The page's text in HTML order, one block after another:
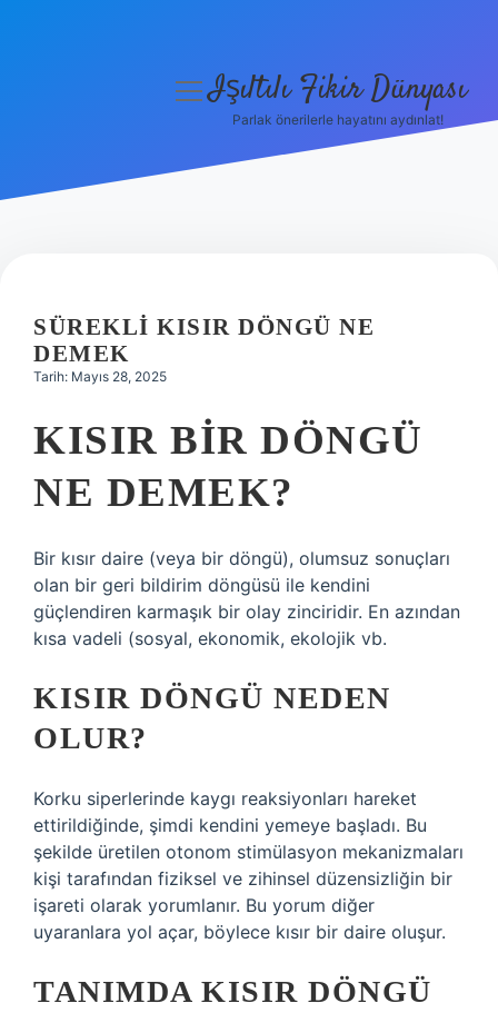
menüyüIşıltılı Fikir Dünyası
Parlak önerilerle hayatını aydınlat!
SÜREKLI KISIR DÖNGÜ NE
DEMEK
Tarih: Mayıs 28, 2025
KISIR BIR DÖNGÜ
NE DEMEK?
Bir kısır daire (veya bir döngü), olumsuz sonuçları
olan bir geri bildirim döngüsü ile kendini
güçlendiren karmaşık bir olay zinciridir. En azından
kısa vadeli (sosyal, ekonomik, ekolojik vb.
KISIR DÖNGÜ NEDEN
OLUR?
Korku siperlerinde kaygı reaksiyonları hareket
ettirildiğinde, şimdi kendini yemeye başladı. Bu
şekilde üretilen otonom stimülasyon mekanizmaları
kişi tarafından fiziksel ve zihinsel düzensizliğin bir
işareti olarak yorumlanır. Bu yorum diğer
uyaranlara yol açar, böylece kısır bir daire oluşur.
TANIMDA KISIR DÖNGÜ